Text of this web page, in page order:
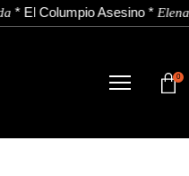
* El Columpio Asesino*Elena
0